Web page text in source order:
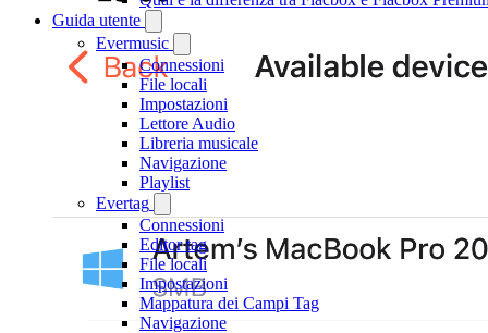
Guida utente
Evermusic
Connessioni
File locali
Impostazioni
Lettore Audio
Libreria musicale
Navigazione
Playlist
Evertag
Connessioni
Editor tag
File locali
Impostazioni
Mappatura dei Campi Tag
Navigazione